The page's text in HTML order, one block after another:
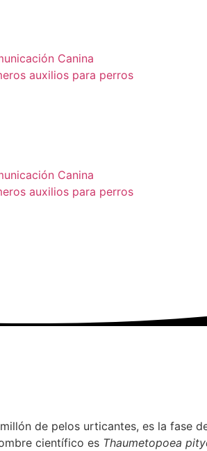
Canina
auxilios para perros
Canina
auxilios para perros
de pelos urticantes, es la fase
científico es Thaumetopoea